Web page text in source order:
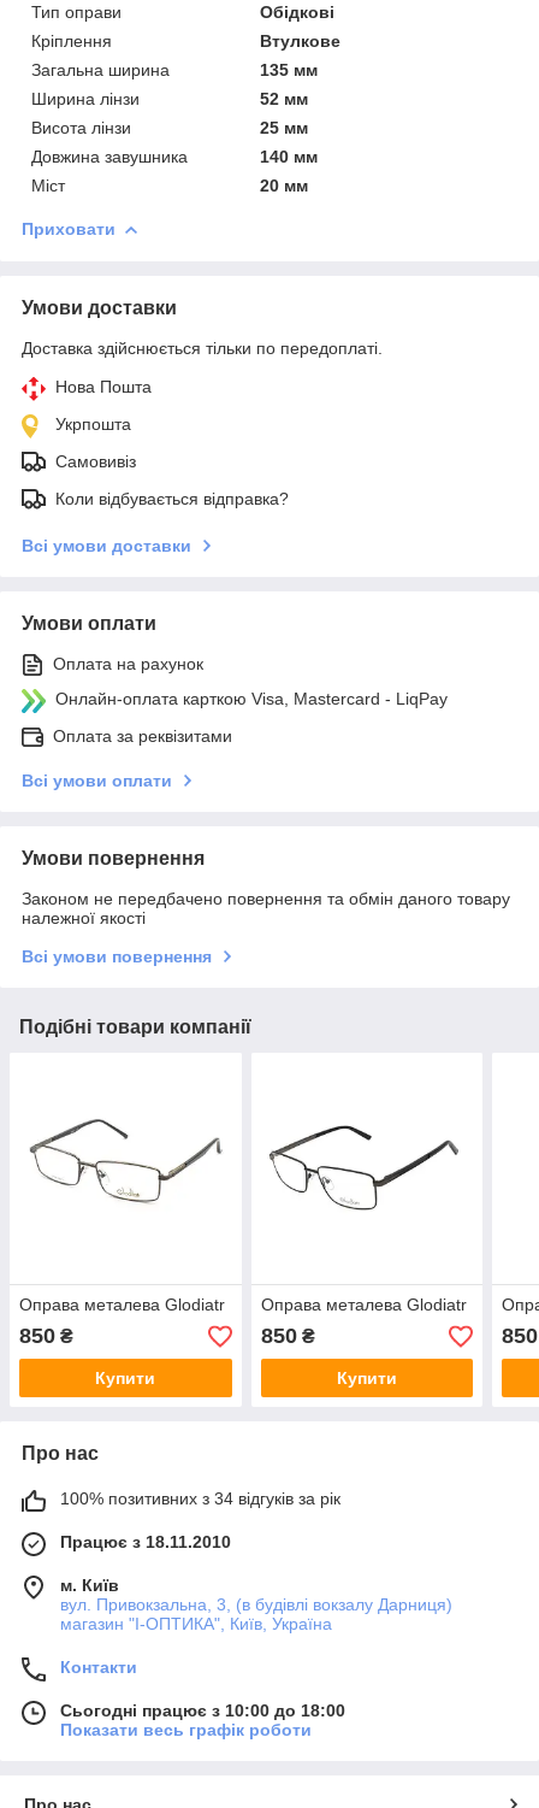
Тип оправи
Обідкові
Кріплення
Втулкове
Загальна ширина
135 мм
Ширина лінзи
52 мм
Висота лінзи
25 мм
Довжина завушника
140 мм
Міст
20 мм
Приховати
Умови доставки
Доставка здійснюється тільки по передоплаті.
Нова Пошта
Укрпошта
Самовивіз
Коли відбувається відправка?
Всі умови доставки
Умови оплати
Оплата на рахунок
Онлайн-оплата карткою Visa, Mastercard - LiqPay
Оплата за реквізитами
Всі умови оплати
Умови повернення
Законом не передбачено повернення та обмін даного товару
належної якості
Всі умови повернення
Подібні товари компанії
Оправа металева Glodiatr
850 ₴
Купити
Оправа металева Glodiatr
850₴
Купити
850
Про нас
100% позитивних з 34 відгуків за рік
Працює з 18.11.2010
м. Київ
вул. Привокзальна, 3, (в будівлі вокзалу Дарниця)
магазин "I-ОПТИКА", Київ, Україна
Контакти
Сьогодні працює з 10:00 до 18:00
Показати весь графік роботи